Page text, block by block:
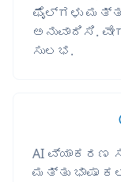
ಫೈಲ್‌ಗಳು
ಅನುವಾದಿಸಿ.
ಸುಲಭ.
AI ವ್ಯಾಕರಣ
ಮತ್ತು ಭಾಷಾ